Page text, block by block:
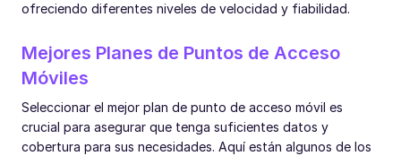
ofreciendo diferentes niveles de velocidad y fiabilidad.
Mejores Planes de Puntos de Acceso
Móviles
Seleccionar el mejor plan de punto de acceso móvil es
crucial para asegurar que tenga suficientes datos y
cobertura para sus necesidades. Aquí están algunos de los